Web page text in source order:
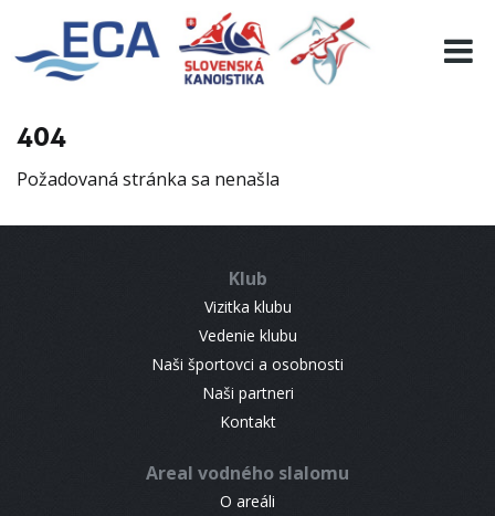
404
Požadovaná stránka sa nenašla
Klub
Vizitka klubu
Vedenie klubu
Naši športovci a osobnosti
Naši partneri
Kontakt
Areal vodného slalomu
O areáli
EURO 19
INFO
RESULTS
CONTACT